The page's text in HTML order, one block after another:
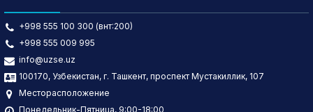
+998 555 100 300 (внт:200)
+998 555 009 995
info@uzse.uz
100170, Узбекистан, г. Ташкент, проспект Мустакиллик, 107
Месторасположение
Понедельник-Пятница, 9:00-18:00